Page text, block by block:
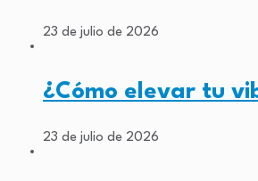
23 de julio de 2026
¿Cómo elevar tu
23 de julio de 2026